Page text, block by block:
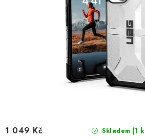
Skladem (1
1 049 Kč